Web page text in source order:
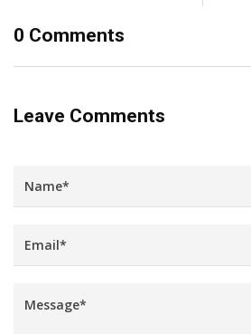
0 Comments
Leave Comments